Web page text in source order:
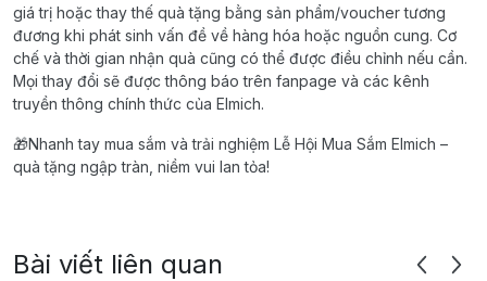
giá trị hoặc thay thế quà tặng bằng sản phẩm/voucher tương
đương khi phát sinh vấn đề về hàng hóa hoặc nguồn cung. Cơ
chế và thời gian nhận quà cũng có thể được điều chỉnh nếu cần.
Mọi thay đổi sẽ được thông báo trên fanpage và các kênh
truyền thông chính thức của Elmich.
🎁Nhanh tay mua sắm và trải nghiệm Lễ Hội Mua Sắm Elmich –
quà tặng ngập tràn, niềm vui lan tỏa!
Bài viết liên quan